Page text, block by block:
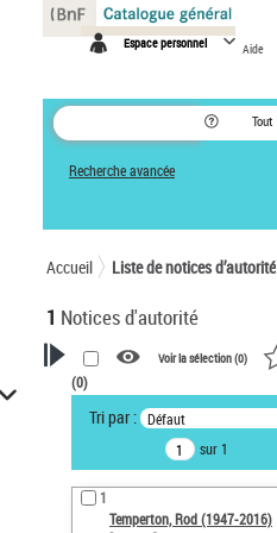
Espace personnel Aide
Tout
Recherche avancée
Accueil Liste de notices d’autorité
1 Notices d'autorité
VOTRE RECHERCHE
Recherche avancée dans les
notices d’autorité
Œuvres liées à l'auteur :
Temperton, Rod (1947-2016)
Voir la sélection (0)
(0)
Tri par : Défaut
sur 1
1
Temperton, Rod (1947-2016)
Panneau de gestion des cookies